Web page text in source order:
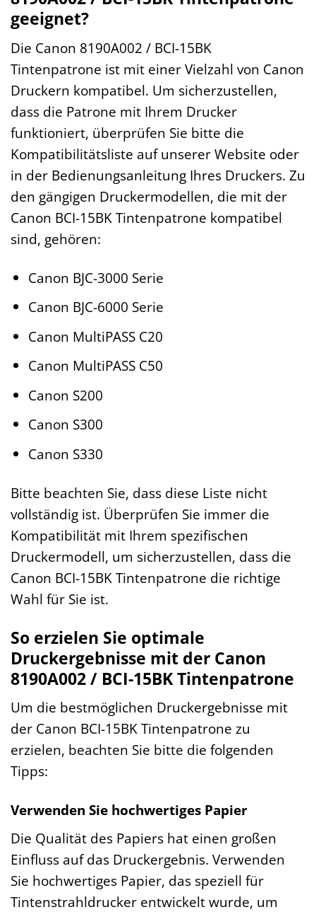
geeignet?
Die Canon 8190A002 / BCI-15BK
Tintenpatrone ist mit einer Vielzahl von Canon
Druckern kompatibel. Um sicherzustellen,
dass die Patrone mit Ihrem Drucker
funktioniert, überprüfen Sie bitte die
Kompatibilitätsliste auf unserer Website oder
in der Bedienungsanleitung Ihres Druckers. Zu
den gängigen Druckermodellen, die mit der
Canon BCI-15BK Tintenpatrone kompatibel
sind, gehören:
Canon BJC-3000 Serie
Canon BJC-6000 Serie
Canon MultiPASS C20
Canon MultiPASS C50
Canon S200
Canon S300
Canon S330
Bitte beachten Sie, dass diese Liste nicht
vollständig ist. Überprüfen Sie immer die
Kompatibilität mit Ihrem spezifischen
Druckermodell, um sicherzustellen, dass die
Canon BCI-15BK Tintenpatrone die richtige
Wahl für Sie ist.
So erzielen Sie optimale
Druckergebnisse mit der Canon
8190A002 / BCI-15BK Tintenpatrone
Um die bestmöglichen Druckergebnisse mit
der Canon BCI-15BK Tintenpatrone zu
erzielen, beachten Sie bitte die folgenden
Tipps:
Verwenden Sie hochwertiges Papier
Die Qualität des Papiers hat einen großen
Einfluss auf das Druckergebnis. Verwenden
Sie hochwertiges Papier, das speziell für
Tintenstrahldrucker entwickelt wurde, um